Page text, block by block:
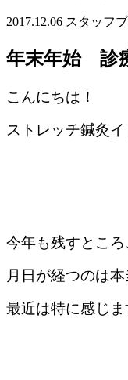
2017.12.06 スタッフ
年末年始 診
こんにちは！
ストレッチ鍼灸
今年も残すとこ
月日が経つのは
最近は特に感じま